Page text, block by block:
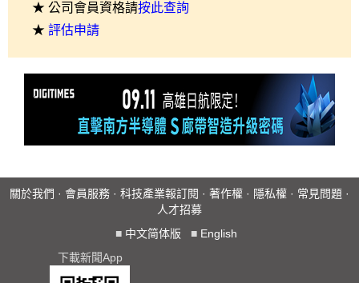
★ 公司會員資格請按此查詢
★ 評估申請
關於我們 · 會員服務 · 科技產業報訂閱 · 著作權 · 隱私權 · 常見問題 ·
人才招募
■ 中文简体版 ■ English
下載新聞App